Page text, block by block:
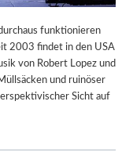
funktionieren
2003 findet in den USA
von Robert Lopez und
und ruinöser
Sicht auf